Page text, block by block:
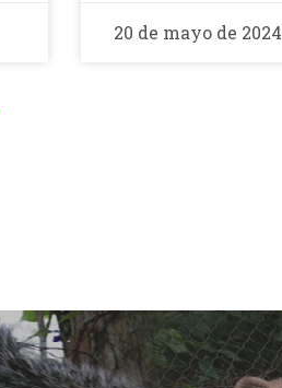
20 de mayo de 2024